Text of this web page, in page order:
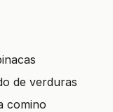
de verduras
comino